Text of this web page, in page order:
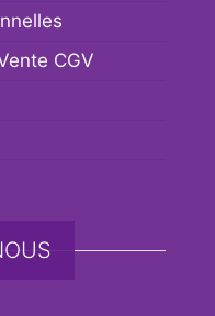
CGV